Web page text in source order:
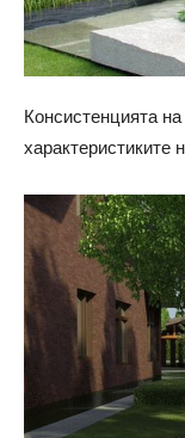
Консистенцията
характеристиките